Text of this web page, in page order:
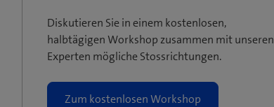
Diskutieren Sie in einem kostenlosen,
halbtägigen Workshop zusammen mit unseren
Experten mögliche Stossrichtungen.
Zum kostenlosen Workshop